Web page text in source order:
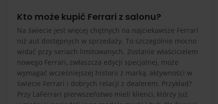
Kto może kupić Ferrari z salonu?
Na świecie jest więcej chętnych na najciekawsze Ferrari
niż aut dostępnych w sprzedaży. To szczególnie mocno
widać przy seriach limitowanych. Zostanie właścicielem
nowego Ferrari, zwłaszcza edycji specjalnej, może
wymagać wcześniejszej historii z marką, aktywności w
świecie Ferrari i dobrych relacji z dealerem. Przykład?
Przy LaFerrari pierwszeństwo mieli klienci, którzy już